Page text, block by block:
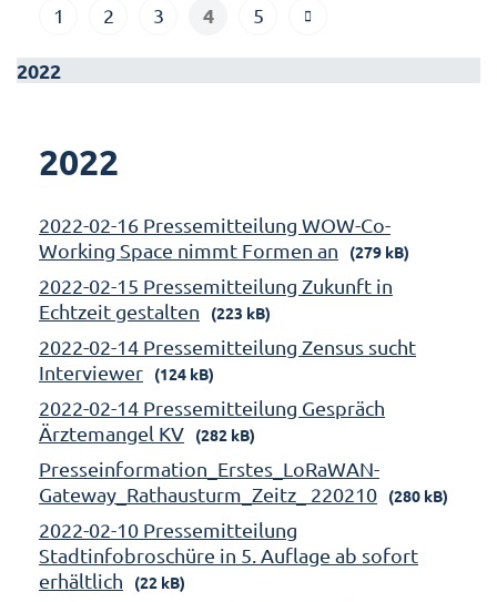
1 2 3 4 5
2022
2022
2022-02-16 Pressemitteilung WOW-Co-
Working Space nimmt Formen an
(279 kB)
2022-02-15 Pressemitteilung Zukunft in
Echtzeit gestalten
(223 kB)
2022-02-14 Pressemitteilung Zensus sucht
Interviewer
(124 kB)
2022-02-14 Pressemitteilung Gespräch
Ärztemangel KV
(282 kB)
Presseinformation_Erstes_LoRaWAN-
Gateway_Rathausturm_Zeitz_ 220210
(280 kB)
2022-02-10 Pressemitteilung
Stadtinfobroschüre in 5. Auflage ab sofort
erhältlich
(22 kB)